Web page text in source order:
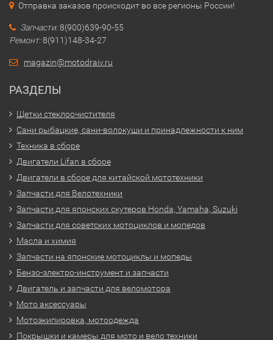
Отправка заказов происходит во все регионы России!
Запчасти:8(900)639-90-55
Ремонт:8(911)148-34-27
magazin@motodraiv.ru
РАЗДЕЛЫ
Щетки стеклоочистителя
Сани рыбацкие, сани-волокуши и принадлежности к ним
Техника в сборе
Двигатели Lifan в сборе
Двигатели в сборе для китайской мототехники
Запчасти для Велотехники
Запчасти для японских скутеров Honda, Yamaha, Suzuki
Запчасти для советских мотоциклов и мопедов
Масла и химия
Запчасти на японские мотоциклы и мопеды
Бензо-электро-инструмент и запчасти
Двигатель и запчасти для веломотора
Мото аксессуары
Мотоэкипировка, мотоодежда
Покрышки и камеры для мото и вело техники